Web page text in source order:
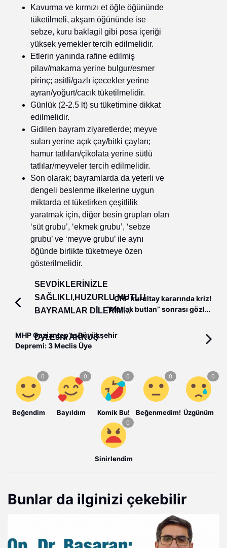
Kavurma ve kırmızı et öğle öğününde
tüketilmeli, akşam öğününde ise
sebze, kuru baklagil gibi posa içeriği
yüksek yemekler tercih edilmelidir.
Etlerin yanında rafine edilmiş
pilav/makarna yerine bulgur/esmer
pirinç; asitli/gazlı içecekler yerine
ayran/yoğurt/cacık tüketilmelidir.
Günlük (2-2.5 lt) su tüketimine dikkat
edilmelidir.
Gidilen bayram ziyaretlerde; meyve
suları yerine açık çay/bitki çayları;
hamur tatlıları/çikolata yerine sütlü
tatlılar/meyveler tercih edilmelidir.
Son olarak; bayramlarda da yeterli ve
dengeli beslenme ilkelerine uygun
miktarda et tüketirken çeşitlilik
yaratmak için, diğer besin grupları olan
‘süt grubu’, ‘ekmek grubu’, ‘sebze
grubu’ ve ‘meyve grubu’ ile aynı
öğünde birlikte tüketmeye özen
gösterilmelidir.
SEVDİKLERİNİZLE
SAĞLIKLI,HUZURLU MUTLU
BAYRAMLAR DİLERİM…
Dyt.Esra AKKUŞ
CHP kurultay kararında kriz!
“Mutlak butlan” sonrası gözler
MHP Gaziantep’te Büyükşehir
Depremi: 3 Meclis Üye
Beğendim Bayıldım Komik Bu! Beğenmedim! Üzgünüm
Sinirlendim
Bunlar da ilginizi çekebilir